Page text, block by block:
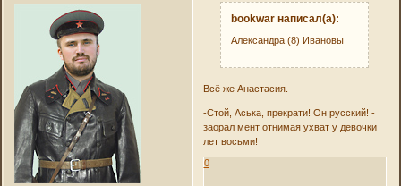
bookwar написал(а):
Александра (8) Ивановы
Всё же Анастасия.
-Стой, Аська, прекрати! Он русский! -
заорал мент отнимая ухват у девочки
лет восьми!
0